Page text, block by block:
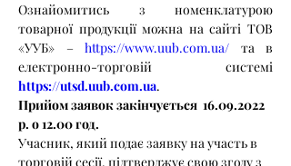
Ознайомитись з номенклатурою
товарної продукції можна на сайті ТОВ
«УУБ» – https://www.uub.com.ua/ та в
https://utsd.uub.com.ua.
Прийом заявок закінчується  16.09.2022
р. о 12.00 год.
Учасник, який подає заявку на участь в
торговій сесії, підтверджує свою згоду з